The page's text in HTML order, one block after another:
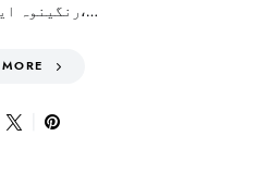
رنگینوہ ایک تصور ہے،…